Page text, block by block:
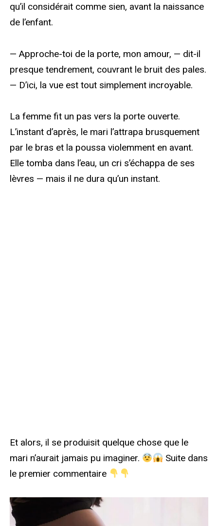
qu’il considérait comme sien, avant la naissance
de l’enfant.
— Approche-toi de la porte, mon amour, — dit-il
presque tendrement, couvrant le bruit des pales.
— D’ici, la vue est tout simplement incroyable.
La femme fit un pas vers la porte ouverte.
L’instant d’après, le mari l’attrapa brusquement
par le bras et la poussa violemment en avant.
Elle tomba dans l’eau, un cri s’échappa de ses
lèvres — mais il ne dura qu’un instant.
Et alors, il se produisit quelque chose que le
mari n’aurait jamais pu imaginer.
Suite dans
le premier commentaire